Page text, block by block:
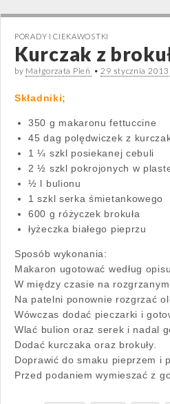
PORADY I CIEKAWOSTKI
Kurczak z
by Małgorzata Pień •29 stycznia 2013
Składniki;
350 g makaronu fettuccine
45 dag polędwiczek z
1 ¼ szkl posiekanej cebuli
2 ½ szkl pokrojonych w
½ l bulionu
1 szkl serka śmietankowego
600 g różyczek brokuła
łyżeczka białego pieprzu
Sposób wykonania:
Makaron ugotować według
W między czasie na
Na patelni ponownie rozgrzać
Wówczas dodać pieczarki i
Wlać bulion oraz serek i nadal
Dodać kurczaka oraz brokuły.
Doprawić do smaku pieprzem i
Przed podaniem wymieszać z